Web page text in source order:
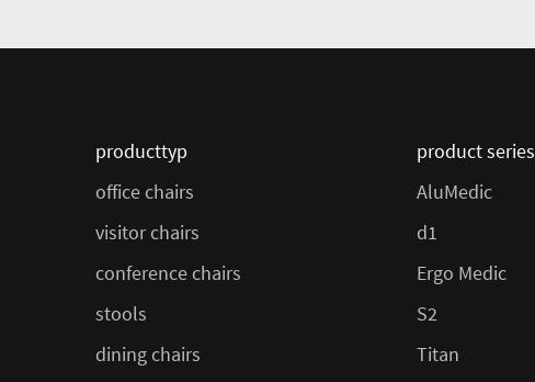
producttyp
office chairs
visitor chairs
conference chairs
stools
dining chairs
product series
AluMedic
d1
Ergo Medic
S2
Titan